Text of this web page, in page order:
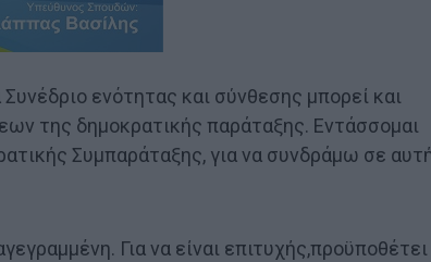
ενότητας και σύνθεσης μπορεί και
της δημοκρατικής παράταξης. Εντάσσομαι
Συμπαράταξης, για να συνδράμω σε
Για να είναι επιτυχής,προϋποθέτει